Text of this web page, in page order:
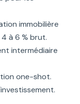
immobilière
à 6 % brut.
intermédiaire
one-shot.